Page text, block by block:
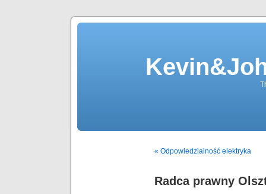
« Odpowiedzialność elektryka
Radca prawny